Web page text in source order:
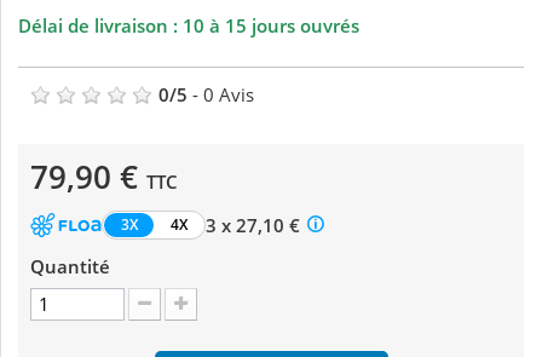
Délai de livraison : 10 à 15 jours ouvrés
0/5 - 0 Avis
79,90 € TTC
3X 4X
3 x 27,10 €
Quantité